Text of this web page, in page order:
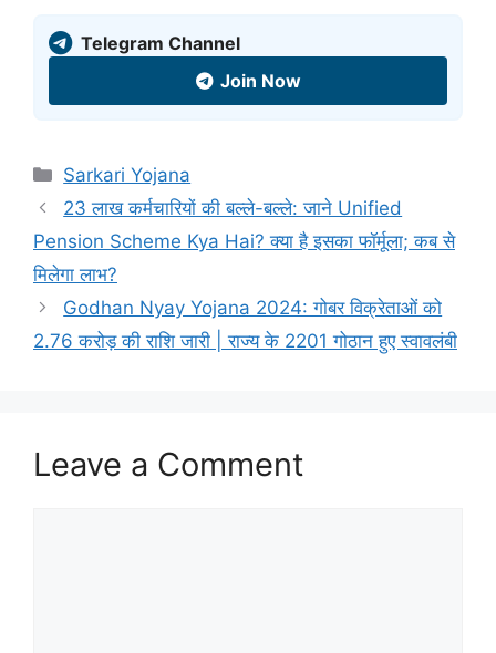
Telegram Channel
Join Now
Sarkari Yojana
23 लाख कर्मचारियों की बल्ले-बल्ले: जाने Unified
Pension Scheme Kya Hai? क्या है इसका फॉर्मूला; कब से
मिलेगा लाभ?
Godhan Nyay Yojana 2024: गोबर विक्रेताओं को
2.76 करोड़ की राशि जारी | राज्य के 2201 गोठान हुए स्वावलंबी
Leave a Comment